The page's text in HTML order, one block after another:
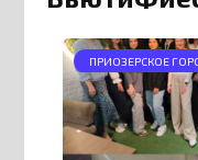
ПРИОЗЕРСКОЕ